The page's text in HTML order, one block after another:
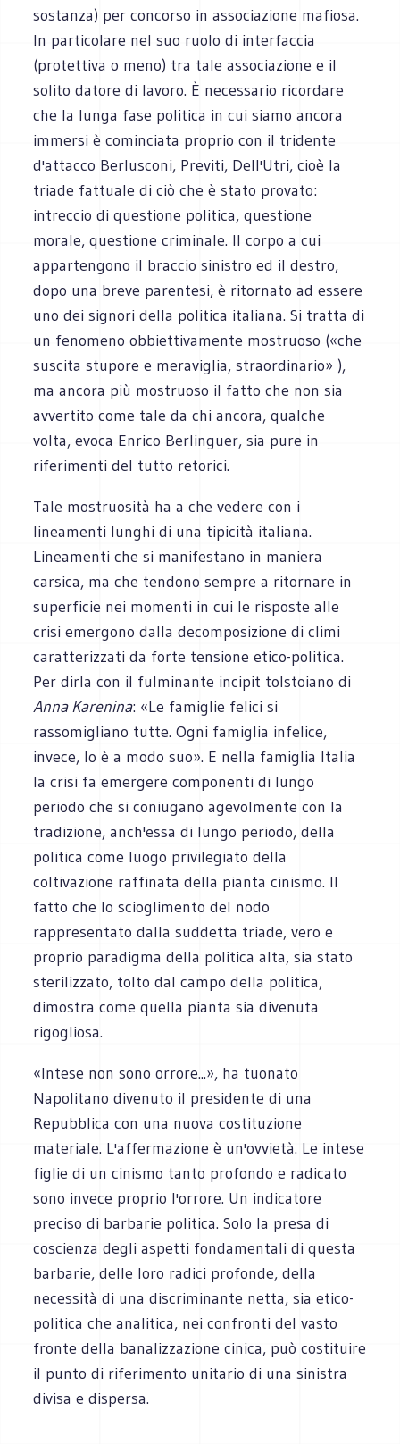
sostanza) per concorso in associazione mafiosa.
In particolare nel suo ruolo di interfaccia
(protettiva o meno) tra tale associazione e il
solito datore di lavoro. È necessario ricordare
che la lunga fase politica in cui siamo ancora
immersi è cominciata proprio con il tridente
d'attacco Berlusconi, Previti, Dell'Utri, cioè la
triade fattuale di ciò che è stato provato:
intreccio di questione politica, questione
morale, questione criminale. Il corpo a cui
appartengono il braccio sinistro ed il destro,
dopo una breve parentesi, è ritornato ad essere
uno dei signori della politica italiana. Si tratta di
un fenomeno obbiettivamente mostruoso («che
suscita stupore e meraviglia, straordinario» ),
ma ancora più mostruoso il fatto che non sia
avvertito come tale da chi ancora, qualche
volta, evoca Enrico Berlinguer, sia pure in
riferimenti del tutto retorici.
Tale mostruosità ha a che vedere con i
lineamenti lunghi di una tipicità italiana.
Lineamenti che si manifestano in maniera
carsica, ma che tendono sempre a ritornare in
superficie nei momenti in cui le risposte alle
crisi emergono dalla decomposizione di climi
caratterizzati da forte tensione etico-politica.
Per dirla con il fulminante incipit tolstoiano di
Anna Karenina: «Le famiglie felici si
rassomigliano tutte. Ogni famiglia infelice,
invece, lo è a modo suo». E nella famiglia Italia
la crisi fa emergere componenti di lungo
periodo che si coniugano agevolmente con la
tradizione, anch'essa di lungo periodo, della
politica come luogo privilegiato della
coltivazione raffinata della pianta cinismo. Il
fatto che lo scioglimento del nodo
rappresentato dalla suddetta triade, vero e
proprio paradigma della politica alta, sia stato
sterilizzato, tolto dal campo della politica,
dimostra come quella pianta sia divenuta
rigogliosa.
«Intese non sono orrore...», ha tuonato
Napolitano divenuto il presidente di una
Repubblica con una nuova costituzione
materiale. L'affermazione è un'ovvietà. Le intese
figlie di un cinismo tanto profondo e radicato
sono invece proprio l'orrore. Un indicatore
preciso di barbarie politica. Solo la presa di
coscienza degli aspetti fondamentali di questa
barbarie, delle loro radici profonde, della
necessità di una discriminante netta, sia etico-
politica che analitica, nei confronti del vasto
fronte della banalizzazione cinica, può costituire
il punto di riferimento unitario di una sinistra
divisa e dispersa.